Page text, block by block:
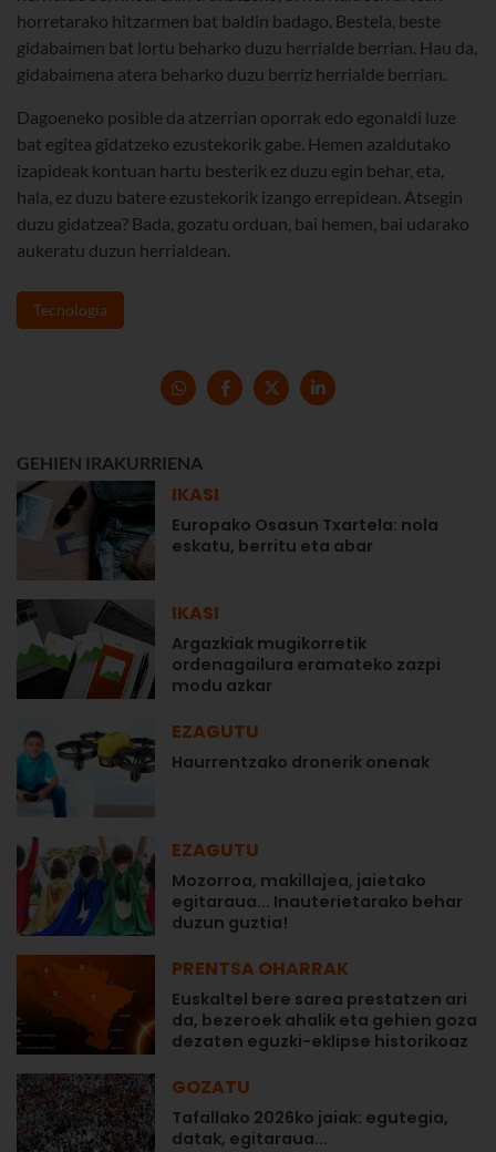
horretarako hitzarmen bat baldin badago. Bestela, beste
gidabaimen bat lortu beharko duzu herrialde berrian. Hau da,
gidabaimena atera beharko duzu berriz herrialde berrian.
Dagoeneko posible da atzerrian oporrak edo egonaldi luze
bat egitea gidatzeko ezustekorik gabe. Hemen azaldutako
izapideak kontuan hartu besterik ez duzu egin behar, eta,
hala, ez duzu batere ezustekorik izango errepidean. Atsegin
duzu gidatzea? Bada, gozatu orduan, bai hemen, bai udarako
aukeratu duzun herrialdean.
Tecnología
GEHIEN IRAKURRIENA
IKASI
Europako Osasun Txartela: nola
eskatu, berritu eta abar
IKASI
Argazkiak mugikorretik
ordenagailura eramateko zazpi
modu azkar
EZAGUTU
Haurrentzako dronerik onenak
EZAGUTU
Mozorroa, makillajea, jaietako
egitaraua... Inauterietarako behar
duzun guztia!
PRENTSA OHARRAK
Euskaltel bere sarea prestatzen ari
da, bezeroek ahalik eta gehien goza
dezaten eguzki-eklipse historikoaz
GOZATU
Tafallako 2026ko jaiak: egutegia,
datak, egitaraua...